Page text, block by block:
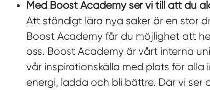
Med Boost Academy ser vi till att du
Att ständigt lära nya saker är en stor
Boost Academy får du möjlighet att
oss. Boost Academy är vårt interna
vår inspirationskälla med plats för
energi, ladda och bli bättre. Där vi ser